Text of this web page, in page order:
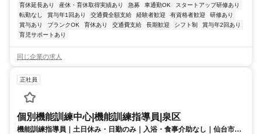
育休延長あり 産休・育休取得実績あり 急募 車通勤OK
スタートアップ研修あり
転勤なし
賞与年1回あり 交通費全額支給 経験者歓迎 有資格者歓迎
研修あり
賞与あり
ブランクOK 育休あり 交通費支給 長期歓迎 シフト制
賞与年2回あり
育児サポートあり
同じ企業の求人
正社員
個別機能訓練中心|機能訓練指導員|泉区
機能訓練指導員｜土日休み・日勤のみ｜入浴・食事介助なし｜仙台市泉